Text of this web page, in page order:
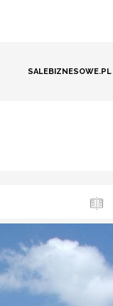
SALEBIZNESOWE.PL